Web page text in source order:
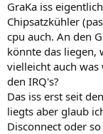
GraKa iss
Chipsatzkühler
cpu auch. An den
könnte das liegen,
vielleicht auch was
den IRQ's?
Das iss erst seit
liegts aber glaub
Disconnect oder so